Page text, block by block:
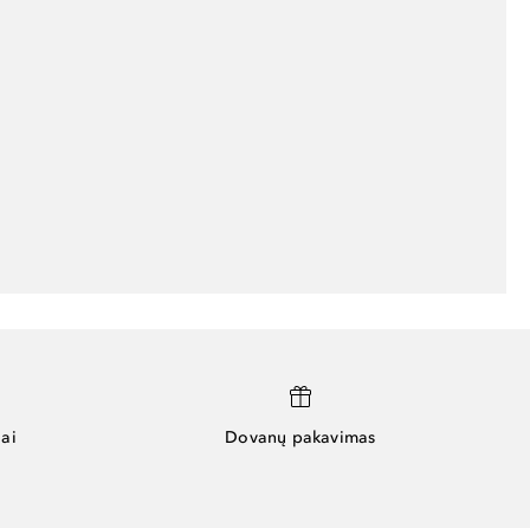
Dovanų pakavimas